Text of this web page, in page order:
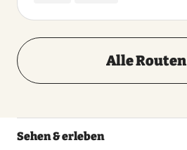
Alle Routen
Sehen & erleben